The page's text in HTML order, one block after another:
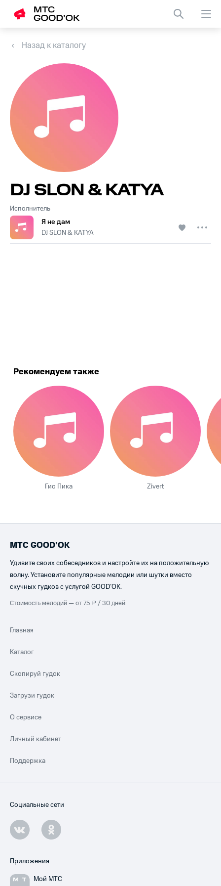
Назад к каталогу
Исполнитель
DJ SLON & KATYA
Я не дам
DJ SLON & KATYA
Рекомендуем также
Гио Пика Zivert
МТС GOOD’OK
Удивите своих собеседников и настройте их на положительную
волну. Установите популярные мелодии или шутки вместо
скучных гудков с услугой GOOD’OK.
Стоимость мелодий — от 75 ₽ / 30 дней
Главная
Каталог
Скопируй гудок
Загрузи гудок
О сервисе
Личный кабинет
Поддержка
Социальные сети
Приложения
Мой МТС